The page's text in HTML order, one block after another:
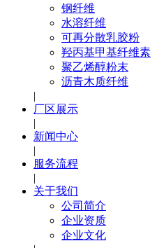
钢纤维
水溶纤维
可再分散乳胶粉
羟丙基甲基纤维素
聚乙烯醇粉末
沥青木质纤维
|
厂区展示
|
新闻中心
|
服务流程
|
关于我们
公司简介
企业资质
企业文化